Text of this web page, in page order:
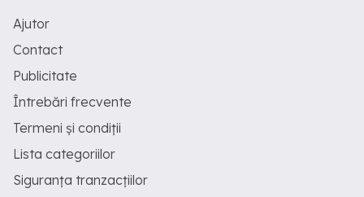
Ajutor
Contact
Publicitate
Întrebări frecvente
Termeni și condiții
Lista categoriilor
Siguranța tranzacțiilor